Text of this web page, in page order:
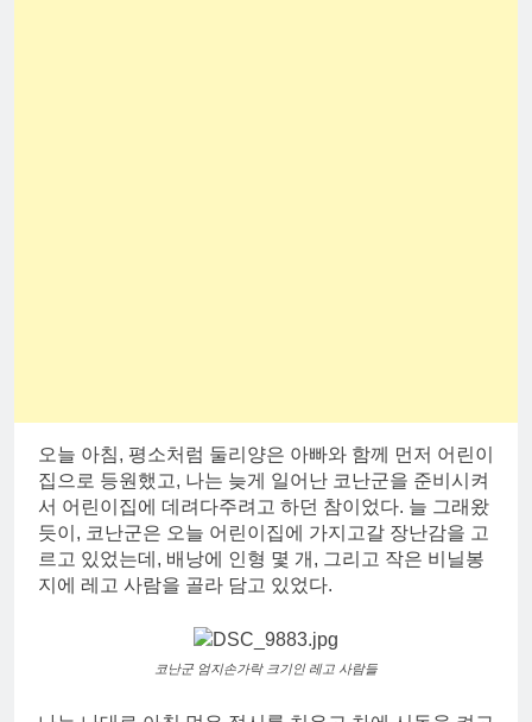
오늘 아침, 평소처럼 둘리양은 아빠와 함께 먼저 어린이
집으로 등원했고, 나는 늦게 일어난 코난군을 준비시켜
서 어린이집에 데려다주려고 하던 참이었다. 늘 그래왔
듯이, 코난군은 오늘 어린이집에 가지고갈 장난감을 고
르고 있었는데, 배낭에 인형 몇 개, 그리고 작은 비닐봉
지에 레고 사람을 골라 담고 있었다.
코난군 엄지손가락 크기인 레고 사람들